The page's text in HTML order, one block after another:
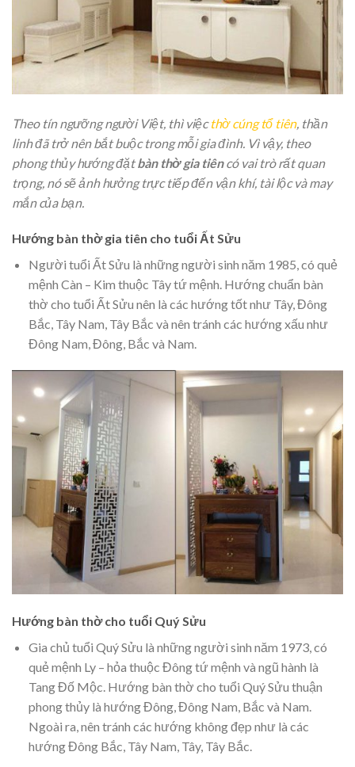
Theo tín ngưỡng người Việt, thì việcthờ cúng tổ tiên, thần
linh đã trở nên bắt buộc trong mỗi gia đình. Vì vậy, theo
phong thủy hướng đặtbàn thờ gia tiêncó vai trò rất quan
trọng, nó sẽ ảnh hưởng trực tiếp đến vận khí, tài lộc và may
mắn của bạn.
Hướng bàn thờ gia tiên cho tuổi Ất Sửu
Người tuổi Ất Sửu là những người sinh năm 1985, có quẻ
mệnh Càn – Kim thuộc Tây tứ mệnh. Hướng chuẩn bàn
thờ cho tuổi Ất Sửu nên là các hướng tốt như Tây, Đông
Bắc, Tây Nam, Tây Bắc và nên tránh các hướng xấu như
Đông Nam, Đông, Bắc và Nam.
Hướng bàn thờ cho tuổi Quý Sửu
Gia chủ tuổi Quý Sửu là những người sinh năm 1973, có
quẻ mệnh Ly – hỏa thuộc Đông tứ mệnh và ngũ hành là
Tang Đố Mộc. Hướng bàn thờ cho tuổi Quý Sửu thuận
phong thủy là hướng Đông, Đông Nam, Bắc và Nam.
Ngoài ra, nên tránh các hướng không đẹp như là các
hướng Đông Bắc, Tây Nam, Tây, Tây Bắc.